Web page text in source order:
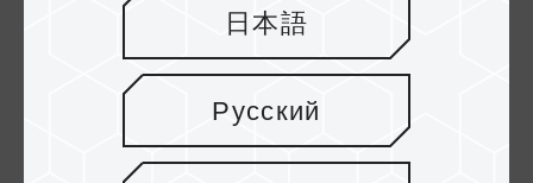
SIREN DUO360 AIO ARGB CPU y SSD? ¿Cuál es
la diferencia entre una instalación de u...
日本語
Русский